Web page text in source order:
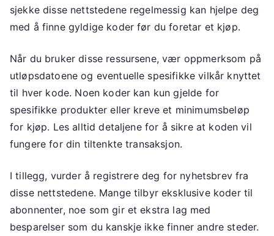
sjekke disse nettstedene regelmessig kan hjelpe deg
med å finne gyldige koder før du foretar et kjøp.
Når du bruker disse ressursene, vær oppmerksom på
utløpsdatoene og eventuelle spesifikke vilkår knyttet
til hver kode. Noen koder kan kun gjelde for
spesifikke produkter eller kreve et minimumsbeløp
for kjøp. Les alltid detaljene for å sikre at koden vil
fungere for din tiltenkte transaksjon.
I tillegg, vurder å registrere deg for nyhetsbrev fra
disse nettstedene. Mange tilbyr eksklusive koder til
abonnenter, noe som gir et ekstra lag med
besparelser som du kanskje ikke finner andre steder.